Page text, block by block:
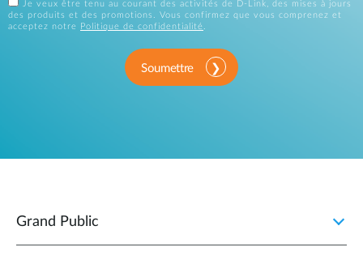
Je veux être tenu au courant des activités de D-Link, des mises à jours
des produits et des promotions. Vous confirmez que vous comprenez et
acceptez notre
Politique de confidentialité.
Soumettre
Grand Public